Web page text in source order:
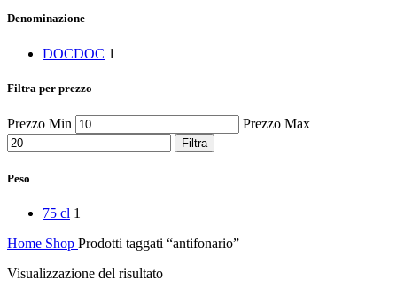
Peperoncino
Prodotti da forno
Semi
Sughi pronti e passate
Tisane
Vari
Denominazione
DOCDOC 1
Filtra per prezzo
Prezzo Min Prezzo Max
Filtra
Peso
75 cl 1
Home Shop Prodotti taggati “antifonario”
Visualizzazione del risultato